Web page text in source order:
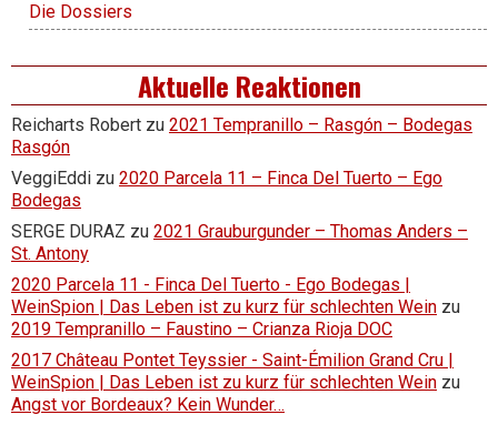
Die Dossiers
Aktuelle Reaktionen
Reicharts Robert zu 2021 Tempranillo – Rasgón – Bodegas
Rasgón
VeggiEddi zu 2020 Parcela 11 – Finca Del Tuerto – Ego
Bodegas
SERGE DURAZ zu 2021 Grauburgunder – Thomas Anders –
St. Antony
2020 Parcela 11 - Finca Del Tuerto - Ego Bodegas |
WeinSpion | Das Leben ist zu kurz für schlechten Wein zu
2019 Tempranillo – Faustino – Crianza Rioja DOC
2017 Château Pontet Teyssier - Saint-Émilion Grand Cru |
WeinSpion | Das Leben ist zu kurz für schlechten Wein zu
Angst vor Bordeaux? Kein Wunder…